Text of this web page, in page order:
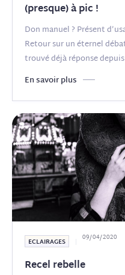
(presque) à pic !
Don manuel ? Présent
Retour sur un éternel
trouvé déjà réponse
En savoir plus
ECLAIRAGES 09/04/2020
Recel rebelle